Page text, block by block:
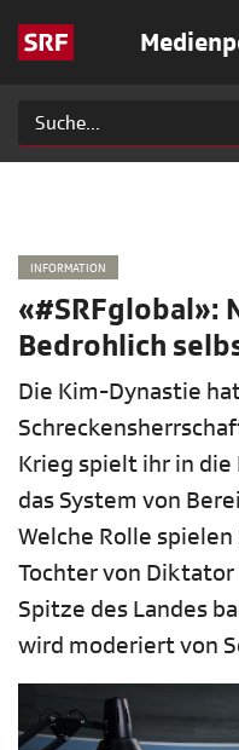
INFORMATION
«#SRFglobal»:
Bedrohlich
Die Kim-Dynastie
Krieg spielt ihr in
das System von
Welche Rolle
Tochter von
Spitze des Landes
wird moderiert von